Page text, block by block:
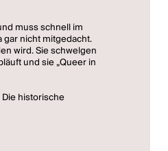
muss schnell im
gar nicht mitgedacht.
wird. Sie schwelgen
und sie „Queer in
historische